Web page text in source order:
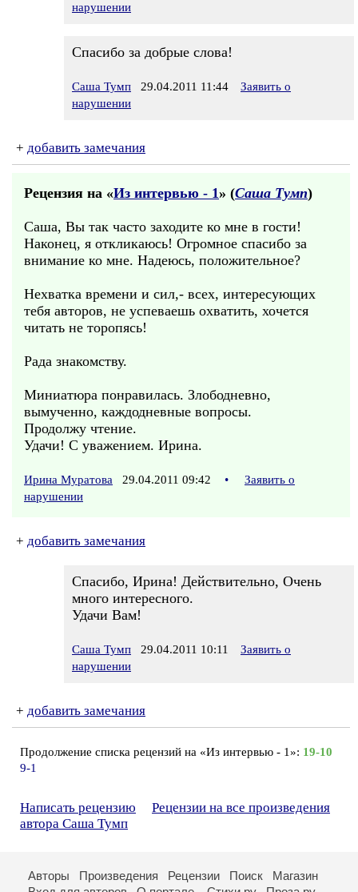
нарушении
Спасибо за добрые слова!
Саша Тумп 29.04.2011 11:44
Заявить о
нарушении
+ добавить замечания
Рецензия на «Из интервью - 1» (Саша Тумп)
Саша, Вы так часто заходите ко мне в гости!
Наконец, я откликаюсь! Огромное спасибо за
внимание ко мне. Надеюсь, положительное?
Нехватка времени и сил,- всех, интересующих
тебя авторов, не успеваешь охватить, хочется
читать не торопясь!
Рада знакомству.
Миниатюра понравилась. Злободневно,
вымученно, каждодневные вопросы.
Продолжу чтение.
Удачи! С уважением. Ирина.
Ирина Муратова 29.04.2011 09:42 •
Заявить о
нарушении
+ добавить замечания
Спасибо, Ирина! Действительно, Очень
много интересного.
Удачи Вам!
Саша Тумп 29.04.2011 10:11
Заявить о
нарушении
+ добавить замечания
Продолжение списка рецензий на «Из интервью - 1»: 19-10
9-1
Написать рецензию
Рецензии на все произведения
автора Саша Тумп
Авторы Произведения Рецензии Поиск
Магазин